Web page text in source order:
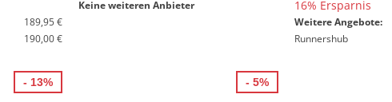
189,95 €
190,00 €
Keine weiteren Anbieter 16% Ersparnis
Weitere Angebote:
Runnershub
- 13% - 5%